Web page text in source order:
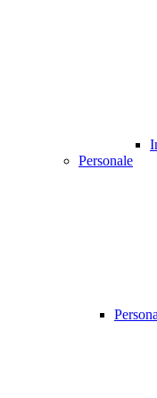
Personale